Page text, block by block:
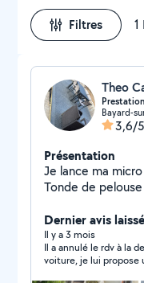
Filtres 1
Theo
Bayard-
3,6/5
Présentation
Je lance ma micro entreprise dans tout ce qui est
Tonde de pelouse Remise en état de terrain Elagage
extérieur
ferraille, bois) Pour plusse de renseignements me
contacter Motiver et prêt a réalisée ce que vous voulez
faire
Dernier avis
Il y a 3 mois
Il a annulé le rdv à la
voiture, je lui propose